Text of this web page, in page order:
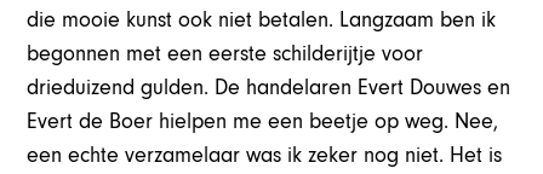
die mooie kunst ook niet betalen. Langzaam ben ik
begonnen met een eerste schilderijtje voor
drieduizend gulden. De handelaren Evert Douwes en
Evert de Boer hielpen me een beetje op weg. Nee,
een echte verzamelaar was ik zeker nog niet. Het is